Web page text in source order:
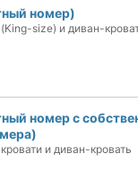
номер)
size) и диван-
номер с
и диван-кровать